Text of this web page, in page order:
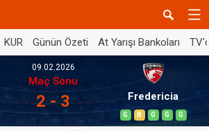
KUR Günün Özeti At Yarışı Bankoları
09.02.2026
Maç Sonu
2 - 3 Fredericia
G B G G G